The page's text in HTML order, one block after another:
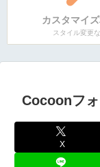
カスタマイ
スタイル変更
Cocoonフ
X